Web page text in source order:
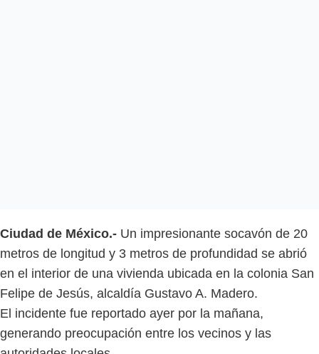
Ciudad de México.- Un impresionante socavón de 20
metros de longitud y 3 metros de profundidad se abrió
en el interior de una vivienda ubicada en la colonia San
Felipe de Jesús, alcaldía Gustavo A. Madero.
El incidente fue reportado ayer por la mañana,
generando preocupación entre los vecinos y las